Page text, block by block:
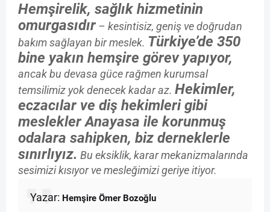
Hemşirelik, sağlık hizmetinin
omurgasıdır – kesintisiz, geniş ve doğrudan
bakım sağlayan bir meslek. Türkiye’de 350
bine yakın hemşire görev yapıyor,
ancak bu devasa güce rağmen kurumsal
temsilimiz yok denecek kadar az. Hekimler,
eczacılar ve diş hekimleri gibi
meslekler Anayasa ile korunmuş
odalara sahipken, biz derneklerle
sınırlıyız. Bu eksiklik, karar mekanizmalarında
sesimizi kısıyor ve mesleğimizi geriye itiyor.
Yazar: Hemşire Ömer Bozoğlu